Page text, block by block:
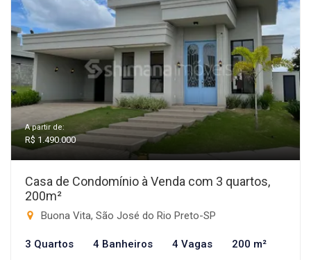
A partir de:
R$ 1.490.000
Casa de Condomínio à Venda com 3 quartos,
200m²
Buona Vita, São José do Rio Preto-SP
3 Quartos 4 Banheiros 4 Vagas 200 m²